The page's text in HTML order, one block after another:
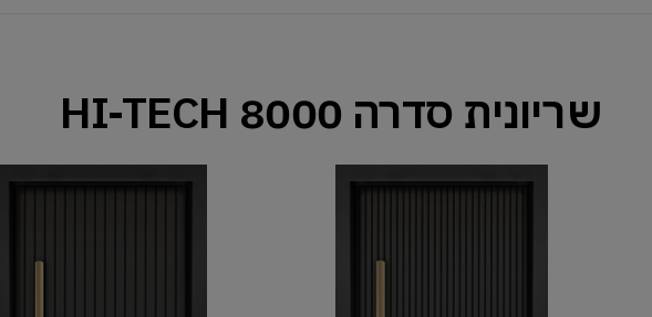
שריונית סדרה 8000 HI-TECH